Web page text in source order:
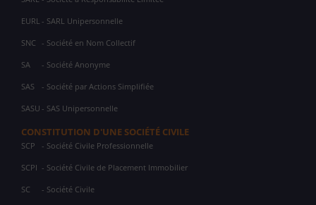
EURL - SARL Unipersonnelle
SNC - Société en Nom Collectif
SA - Société Anonyme
SAS - Société par Actions Simplifiée
SASU - SAS Unipersonnelle
CONSTITUTION D'UNE SOCIÉTÉ CIVILE
SCP - Société Civile Professionnelle
SCPI - Société Civile de Placement Immobilier
SC - Société Civile